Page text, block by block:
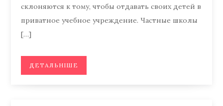
склоняются к тому, чтобы отдавать своих детей в
приватное учебное учреждение. Частные школы
[…]
ДЕТАЛЬНІШЕ